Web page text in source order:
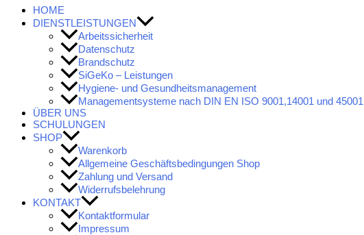
HOME
DIENSTLEISTUNGEN
Arbeitssicherheit
Datenschutz
Brandschutz
SiGeKo – Leistungen
Hygiene- und Gesundheitsmanagement
Managementsysteme nach DIN EN ISO 9001,14001 und 45001
ÜBER UNS
SCHULUNGEN
SHOP
Warenkorb
Allgemeine Geschäftsbedingungen Shop
Zahlung und Versand
Widerrufsbelehrung
KONTAKT
Kontaktformular
Impressum